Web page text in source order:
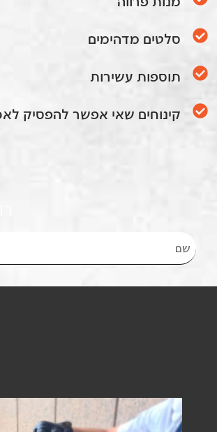
סלטים מדהימים
תוספות עשירות
קינוחים שאי אפשר להפסיק